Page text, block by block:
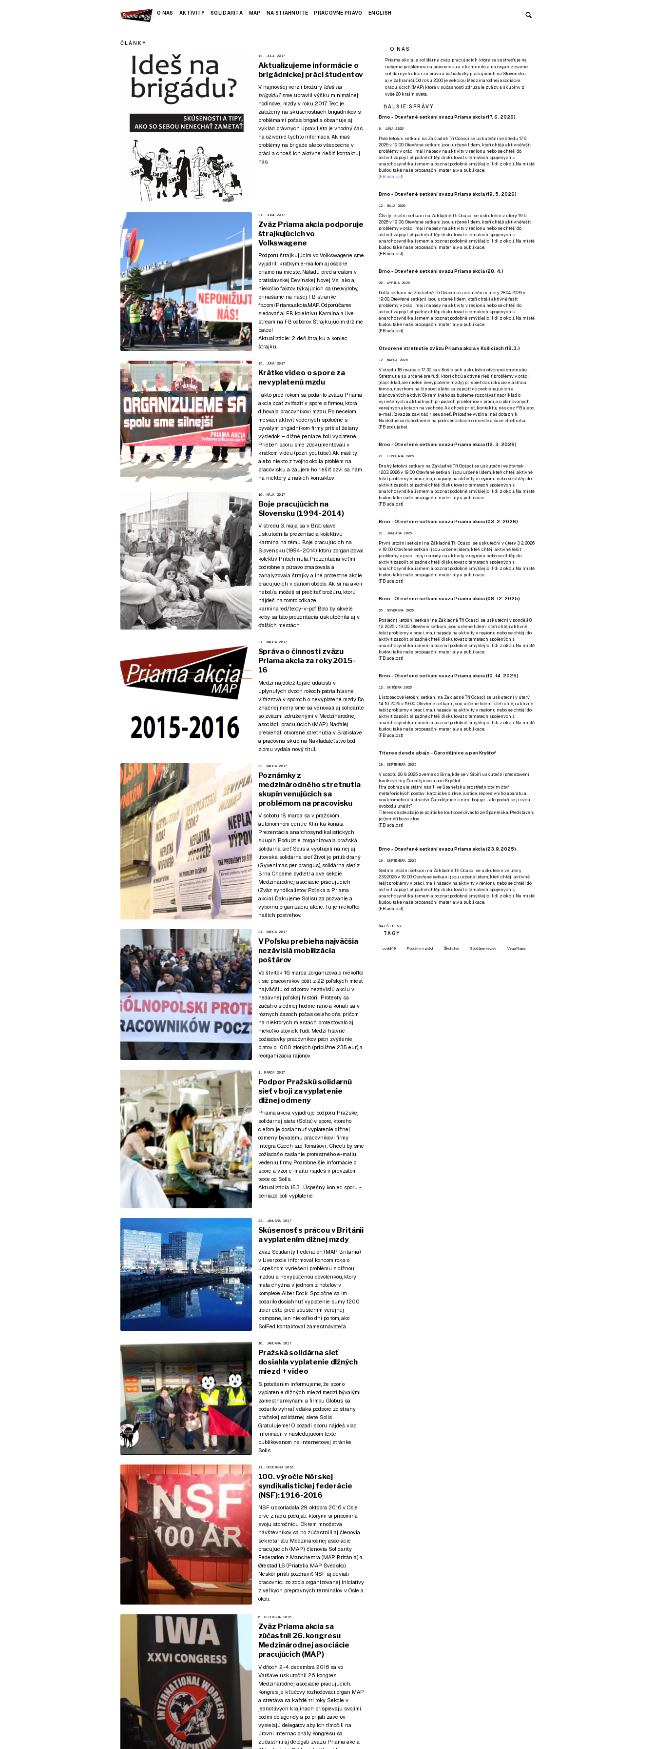
O NÁS AKTIVITY SOLIDARITA MAP NA STIAHNUTIE PRACOVNÉ PRÁVO ENGLISH
ČLÁNKY
12. JÚLA 2017
Aktualizujeme informácie o
brigádnickej práci študentov
V najnovšej verzii brožúry Ideš na
brigádu?sme upravili výšku minimálnej
hodinovej mzdy v roku 2017. Text je
založený na skúsenostiach brigádnikov s
problémami počas brigád a obsahuje aj
výklad právnych úprav. Leto je vhodný čas
na oživenie týchto informácií. Ak máš
problémy na brigáde alebo všeobecne v
práci a chceš ich aktívne riešiť, kontaktuj
nás.
21. JÚNA 2017
Zväz Priama akcia podporuje
štrajkujúcich vo
Volkswagene
Podporu štrajkujúcim vo Volkswagene sme
vyjadrili krátkym e-mailom aj osobne
priamo na mieste. Náladu pred areálom v
bratislavskej Devínskej Novej Vsi, ako aj
niekoľko faktov týkajúcich sa (ne)výroby,
prinášame na našej FB stránke
fb.com/Priama.akcia.MAP. Odporúčame
sledovať aj FB kolektívu Karmínaa live
stream na FB odborov. Štrajkujúcim držíme
palce!
Aktualizácie: 2. deň štrajku a koniec
štrajku
15. JÚNA 2017
Krátke video o spore za
nevyplatenú mzdu
Takto pred rokom sa podarilo zväzu Priama
akcia opäť zvíťaziť v spore s firmou, ktorá
dlhovala pracovníkovi mzdu. Po necelom
mesiaci aktivít vedených spoločne s
bývalým brigádnikom firmy prišiel želaný
výsledok – dlžné peniaze boli vyplatené.
Priebeh sporu sme zdokumentovali v
krátkom videu (pozri youtube). Ak máš ty
alebo niekto z tvojho okolia problém na
pracovisku a záujem ho riešiť, ozvi sa nám
na niektorý z našich kontaktov.
16. MÁJA 2017
Boje pracujúcich na
Slovensku (1994-2014)
V stredu 3. mája sa v Bratislave
uskutočnila prezentácia kolektívu
Karmína na tému Boje pracujúcich na
Slovensku (1994-2014), ktorú zorganizoval
kolektív Príbeh nula. Prezentácia veľmi
podrobne a pútavo zmapovala a
zanalyzovala štrajky a iné protestné akcie
pracujúcich v danom období. Ak si na akcii
nebol/a, môžeš si prečítať brožúru, ktorú
nájdeš na tomto odkaze:
karmina.red/texty-v-pdf. Bolo by skvelé,
keby sa táto prezentácia uskutočnila aj v
ďalších mestách.
31. MARCA 2017
Správa o činnosti zväzu
Priama akcia za roky 2015-
16
Medzi najdôležitejšie udalosti v
uplynulých dvoch rokoch patria hlavne
víťazstvá v sporoch o nevyplatené mzdy. Do
značnej miery sme sa venovali aj solidarite
so zväzmi združenými v Medzinárodnej
asociácii pracujúcich (MAP). Naďalej
prebiehali otvorené stretnutia v Bratislave
a pracovná skupina Nakladateľstvo bod
zlomu vydala nový titul.
22. MARCA 2017
Poznámky z
medzinárodného stretnutia
skupín venujúcich sa
problémom na pracovisku
V sobotu 18. marca sa v pražskom
autonómnom centre Klinika konala
Prezentácia anarchosyndikalistických
skupín. Podujatie zorganizovala pražská
solidárna sieť Solis a vystúpili na nej aj
litovská solidárna sieť Život je príliš drahý
(Gyvenimas per brangus), solidárna sieť z
Brna Chceme bydlet! a dve sekcie
Medzinárodnej asociácie pracujúcich
(Zväz syndikalistov Poľska a Priama
akcia). Ďakujeme Solisu za pozvanie a
výbornú organizáciu akcie. Tu je niekoľko
našich postrehov.
21. MARCA 2017
V Poľsku prebieha najväčšia
nezávislá mobilizácia
poštárov
Vo štvrtok 16. marca zorganizovalo niekoľko
tisíc pracovníkov pôšt z 22 poľských miest
najväčšiu od odborov nezávislú akciu v
nedávnej poľskej histórii. Protesty sa
začali o siedmej hodine ráno a konali sa v
rôznych časoch počas celého dňa, pričom
na niektorých miestach protestovalo aj
niekoľko stoviek ľudí. Medzi hlavné
požiadavky pracovníkov patrí zvýšenie
platov o 1000 zlotých (približne 235 eur) a
reorganizácia rajónov.
1. MARCA 2017
Podpor Pražskú solidarnú
sieť v boji za vyplatenie
dlžnej odmeny
Priama akcia vyjadruje podporu Pražskej
solidárnej siete (Solis) v spore, ktorého
cieľom je dosiahnuť vyplatenie dlžnej
odmeny bývalému pracovníkovi firmy
Integra Czech s.r.o Tomášovi . Chceli by sme
požiadať o zaslanie protestného e-mailu
vedeniu firmy. Podrobnejšie informácie o
spore a vzor e-mailu nájdeš v prevzatom
texte od Solis.
Aktualizácia 15.3.: Úspešný koniec sporu -
peniaze boli vyplatené
22. JANUÁRA 2017
Skúsenosť s prácou v Británii
a vyplatením dlžnej mzdy
Zväz Solidarity Federation (MAP Británia)
v Liverpoole informoval koncom roka o
úspešnom vyriešení problému s dlžnou
mzdou a nevyplatenou dovolenkou, ktorý
mala chyžná v jednom z hotelov v
komplexe Alber Dock. Spoločne sa im
podarilo dosiahnuť vyplatenie sumy 1200
libier ešte pred spustením verejnej
kampane, len niekoľko dní po tom, ako
SolFed kontaktoval zamestnávateľa.
16. JANUÁRA 2017
Pražská solidárna sieť
dosiahla vyplatenie dlžných
miezd + video
S potešením informujeme, že spor o
vyplatenie dlžných miezd medzi bývalými
zamestnankyňami a firmou Globus sa
podarilo vyhrať vďaka podpore zo strany
pražskej solidárnej siete Solis.
Gratulujeme! O pozadí sporu nájdeš viac
informácií v nasledujúcom texte
publikovanom na internetovej stránke
Solis.
11. DECEMBRA 2016
100. výročie Nórskej
syndikalistickej federácie
(NSF): 1916-2016
NSF usporiadala 29. októbra 2016 v Osle
prvé z radu podujatí, ktorými si pripomína
svoju storočnicu. Okrem množstva
návštevníkov sa ho zúčastnili aj členovia
sekretariátu Medzinárodnej asociácie
pracujúcich (MAP), členovia Solidarity
Federation z Manchestra (MAP Británia) a
Ørestad LS (Priatelia MAP Švédsko).
Neskôr prišli pozdraviť NSF aj deviati
pracovníci zo zdola organizovanej iniciatívy
z veľkých prepravných terminálov v Osle a
okolí.
6. DECEMBRA 2016
Zväz Priama akcia sa
zúčastnil 26. kongresu
Medzinárodnej asociácie
pracujúcich (MAP)
V dňoch 2.-4. decembra 2016 sa vo
Varšave uskutočnil 26. kongres
Medzinárodnej asociácie pracujúcich.
Kongres je kľúčový rozhodovací orgán MAP
a stretáva sa každé tri roky. Sekcie v
jednotlivých krajinách prispievajú svojimi
bodmi do agendy a po prijatí záverov
vysielajú delegátov, aby ich tlmočili na
úrovni internacionály. Kongresu sa
zúčastnili aj delegáti zväzu Priama akcia.
O NÁS
Priama akcia je solidárny zväz pracujúcich, ktorý sa sústreďuje na
riešenie problémov na pracovisku a v komunite, a na organizovanie
solidárnych akcií za práva a požiadavky pracujúcich na Slovensku
aj v zahraničí. Od roku 2000 je sekciou Medzinárodnej asociácie
pracujúcich (MAP), ktorá v súčasnosti združuje zväzy a skupiny z
vyše 20 krajín sveta.
ĎALŠIE SPRÁVY
Brno - Otevřené setkání svazu Priama akcia (17. 6. 2026)
9. JÚNA 2026
Páté letošní setkání na Základně Tři Ocásci se uskuteční ve středu 17. 6.
2026 v 19:00. Otevřené setkání jsou určené lidem, kteří chtějí aktivněřešit
problémy v práci, mají nápady na aktivity v regionu nebo se chtějí do
aktivit zapojit, případně chtějí diskutovat o tématech spojených s
anarchosyndikalismem a poznat podobně smýšlející lidi z okolí. Na místě
budou také naše propagační materiály a publikace.
(FB událost)
Brno - Otevřené setkání svazu Priama akcia (19. 5. 2026)
12. MÁJA 2026
Čtvrtý letošní setkání na Základně Tři Ocásci se uskuteční v úterý 19. 5.
2026 v 19:00. Otevřené setkání jsou určené lidem, kteří chtějí aktivněřešit
problémy v práci, mají nápady na aktivity v regionu nebo se chtějí do
aktivit zapojit, případně chtějí diskutovat o tématech spojených s
anarchosyndikalismem a poznat podobně smýšlející lidi z okolí. Na místě
budou také naše propagační materiály a publikace.
(FB událost)
Brno - Otevřené setkání svazu Priama akcia (28. 4.)
20. APRÍLA 2026
Další setkání na Základně Tři Ocásci se uskuteční v úterý 28.04. 2026 v
19:00. Otevřené setkání jsou určené lidem, kteří chtějí aktivně řešit
problémy v práci, mají nápady na aktivity v regionu nebo se chtějí do
aktivit zapojit, případně chtějí diskutovat o tématech spojených s
anarchosyndikalismem a poznat podobně smýšlející lidi z okolí. Na místě
budou také naše propagační materiály a publikace.
(FB událost)
Otvorené stretnutie zväzu Priama akcia v Košiciach (18.3.)
12. MARCA 2026
V stredu 18. marca o 17:30 sa v Košiciach uskutoční otvorené stretnutie.
Stretnutia sú určené pre ľudí, ktorí chcú aktívne riešiť problémy v práci
(napríklad, ale nielen nevyplatené mzdy), prispieť do diskusie vlastnou
témou, návrhom na činnosť alebo sa zapojiť do prebiehajúcich a
plánovaných aktivít. Okrem iného sa budeme rozprávať napríklad o
vyriešených a aktuálnych prípadoch problémov v práci, a o plánovaných
verejných akciach na východe. Ak chceš prísť, kontaktuj nás cez FBalebo
e-mail (zvazpa zavináč riseup.net). Prípadnevyplň aj náš dotazník.
Následne sa dohodneme na podrobnostiach o mieste a čase stretnutia.
(FB podujatie)
Brno - Otevřené setkání svazu Priama akcia (12. 3. 2026)
27. FEBRUÁRA 2026
Druhý letošní setkání na Základně Tři Ocásci se uskuteční ve čtvrtek
12.03. 2026 v 19:00. Otevřené setkání jsou určené lidem, kteří chtějí aktivně
řešit problémy v práci, mají nápady na aktivity v regionu nebo se chtějí do
aktivit zapojit, případně chtějí diskutovat o tématech spojených s
anarchosyndikalismem a poznat podobně smýšlející lidi z okolí. Na místě
budou také naše propagační materiály a publikace.
(FB událost)
Brno - Otevřené setkání svazu Priama akcia (03. 2. 2026)
21. JANUÁRA 2026
První letošní setkání na Základně Tři Ocásci se uskuteční v úterý 3. 2. 2026
v 19:00. Otevřené setkání jsou určené lidem, kteří chtějí aktivně řešit
problémy v práci, mají nápady na aktivity v regionu nebo se chtějí do
aktivit zapojit, případně chtějí diskutovat o tématech spojených s
anarchosyndikalismem a poznat podobně smýšlející lidi z okolí. Na místě
budou také naše propagační materiály a publikace.
(FB událost)
Brno - Otevřené setkání svazu Priama akcia (08. 12. 2025)
26. NOVEMBRA 2025
Poslední letošní setkání na Základně Tři Ocásci se uskuteční v ponděli 8.
12. 2025 v 19:00. Otevřené setkání jsou určené lidem, kteří chtějí aktivně
řešit problémy v práci, mají nápady na aktivity v regionu nebo se chtějí do
aktivit zapojit, případně chtějí diskutovat o tématech spojených s
anarchosyndikalismem a poznat podobně smýšlející lidi z okolí. Na místě
budou také naše propagační materiály a publikace.
(FB událost)
Brno - Otevřené setkání svazu Priama akcia (10. 14. 2025)
13. OKTÓBRA 2025
Listopadové letošní setkání na Základně Tři Ocásci se uskuteční v úterý
14. 10. 2025 v 19:00. Otevřené setkání jsou určené lidem, kteří chtějí aktivně
řešit problémy v práci, mají nápady na aktivity v regionu nebo se chtějí do
aktivit zapojit, případně chtějí diskutovat o tématech spojených s
anarchosyndikalismem a poznat podobně smýšlející lidi z okolí. Na místě
budou také naše propagační materiály a publikace.
(FB událost)
Títeres desde abajo - Čarodějnice a pan Kryštof
19. SEPTEMBRA 2025
V sobotu 20. 9. 2025 zveme do Brna, kde se v Sibiři uskuteční představení
loutkové hry Čarodějnice a pan Kryštof.
Hra zobrazuje státní násilí ve Španělsku prostřednictvím čtyř
metaforických postav: katolické církve, justice, represivního aparátu a
soukromého vlastnictví. Čarodějnice s nimi bojuje – ale podaří se jí svou
svobodu uhájit?
Títeres desde abajo je politické loutkové divadlo ze Španělska. Představení
je (téměř) beze zlov.
(FB událost)
Brno - Otevřené setkání svazu Priama akcia (23.9.2025)
19. SEPTEMBRA 2025
Sedmé letošní setkání na Základně Tři Ocásci se uskuteční ve uterý
23.9.2025 v 19:00. Otevřené setkání jsou určené lidem, kteří chtějí aktivně
řešit problémy v práci, mají nápady na aktivity v regionu nebo se chtějí do
aktivit zapojit, případně chtějí diskutovat o tématech spojených s
anarchosyndikalismem a poznat podobně smýšlející lidi z okolí. Na místě
budou také naše propagační materiály a publikace.
(FB událost)
ĎALŠIE >>
TAGY
covid-19 Problémy v práci Školstvo Solidárne výzvy VegaNana